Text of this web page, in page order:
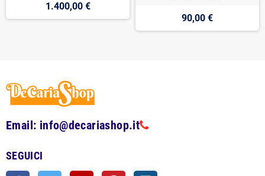
1.400,00 €
90,00 €
Email: info@decariashop.it
SEGUICI